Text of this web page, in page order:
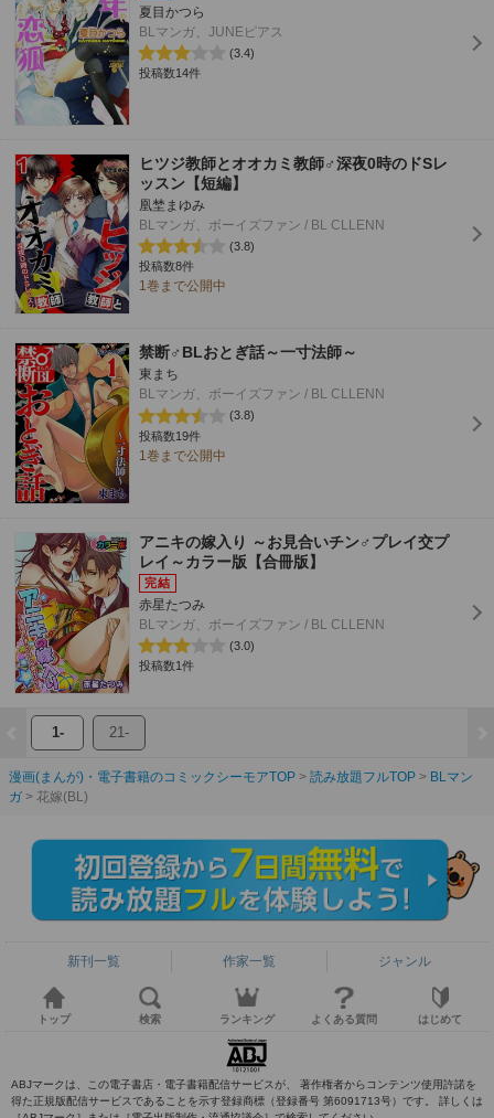
夏目かつら
BLマンガ、JUNEピアス
(3.4)
投稿数14件
ヒツジ教師とオオカミ教師♂深夜0時のドSレ
ッスン【短編】
凰埜まゆみ
BLマンガ、ボーイズファン / BL CLLENN
(3.8)
投稿数8件
1巻まで公開中
禁断♂BLおとぎ話～一寸法師～
東まち
BLマンガ、ボーイズファン / BL CLLENN
(3.8)
投稿数19件
1巻まで公開中
アニキの嫁入り ～お見合いチン♂プレイ交プ
レイ～カラー版【合冊版】
赤星たつみ
BLマンガ、ボーイズファン / BL CLLENN
(3.0)
投稿数1件
1- 21-
漫画(まんが)・電子書籍のコミックシーモアTOP 読み放題フルTOP
BLマン
ガ
花嫁(BL)
新刊一覧 作家一覧 ジャンル
トップ 検索 ランキング よくある質問 はじめて
ABJマークは、この電子書店・電子書籍配信サービスが、 著作権者からコンテンツ使用許諾を
得た正規版配信サービスであることを示す登録商標（登録番号 第6091713号）です。 詳しくは